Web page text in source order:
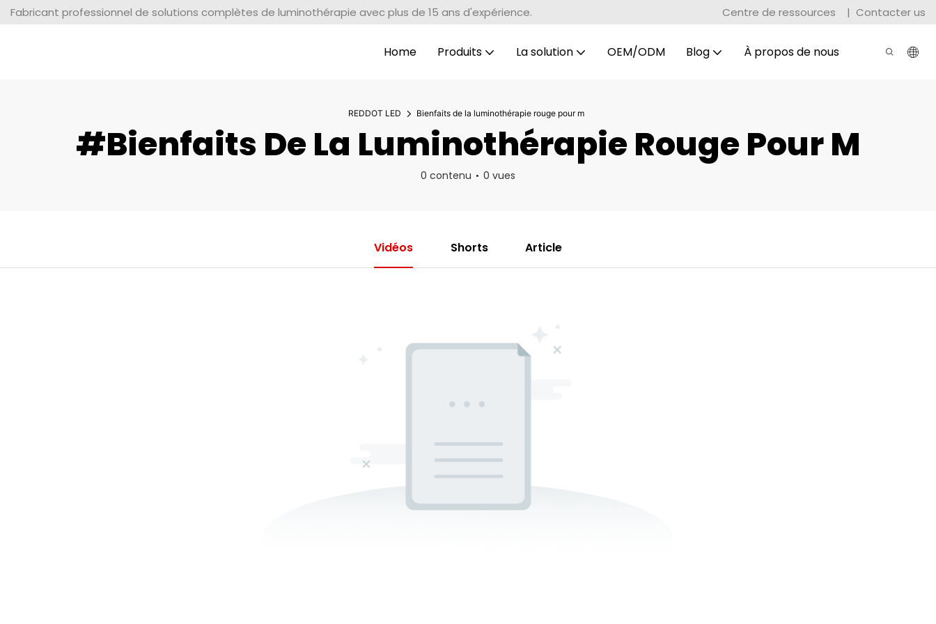
Fabricant professionnel de solutions complètes de luminothérapie avec plus de 15 ans d'expérience. Centre de ressources | Contacter us
Home Produits La solution OEM/ODM Blog À propos de nous
REDDOT LED Bienfaits de la luminothérapie rouge pour m
#Bienfaits De La Luminothérapie Rouge Pour M
0 contenu 0 vues
Vidéos Shorts Article